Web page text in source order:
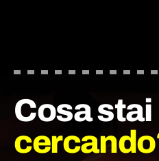
Cosa stai